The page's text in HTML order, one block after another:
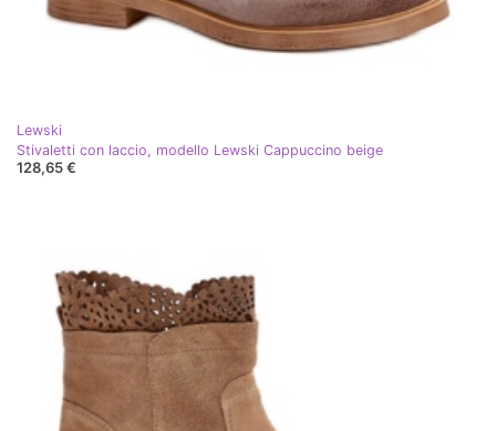
Lewski
Stivaletti con laccio, modello Lewski Cappuccino beige
128,65 €